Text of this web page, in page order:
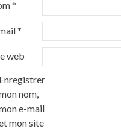
*
*
web
Enregistrer
nom,
e-mail
mon site